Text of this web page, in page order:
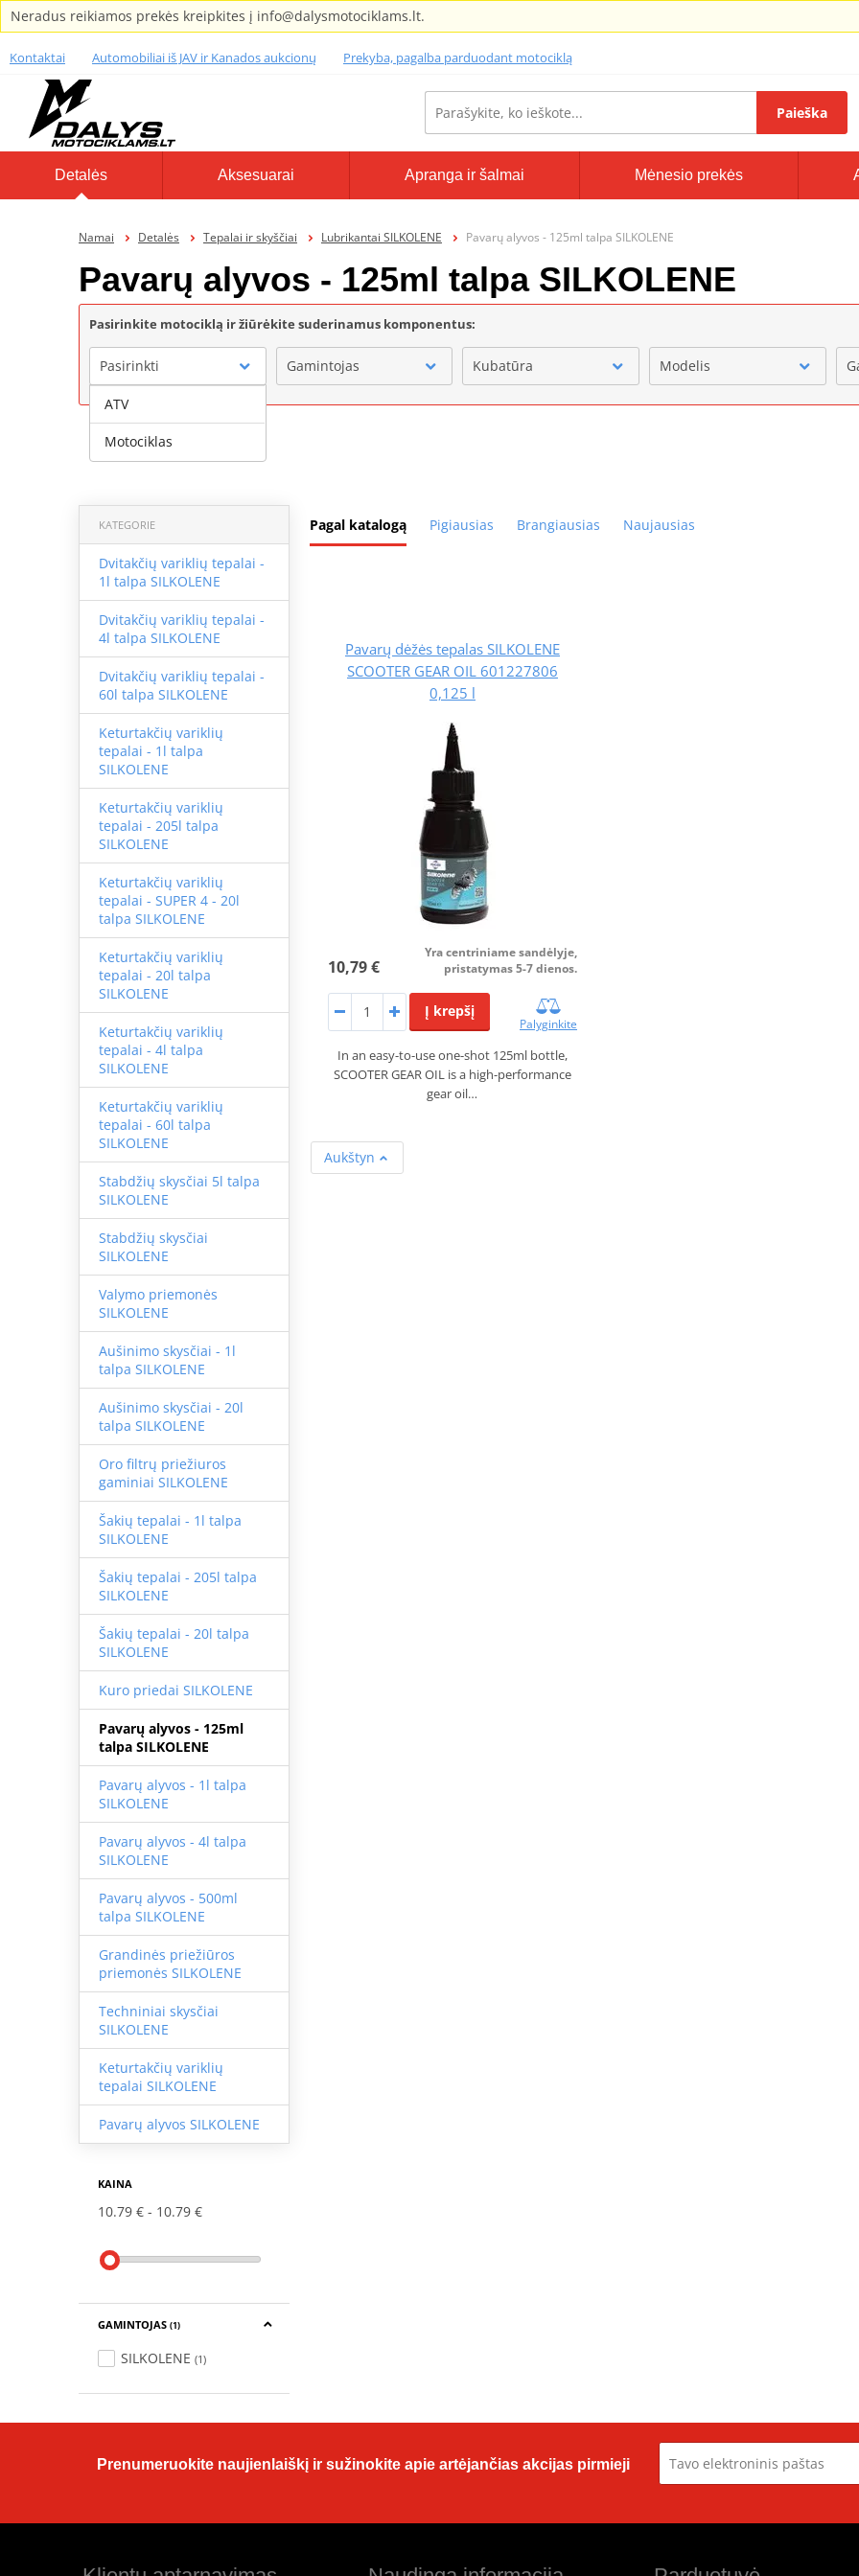
Neradus reikiamos prekės kreipkites į info@dalysmotociklams.lt.
Kontaktai Automobiliai iš JAV ir Kanados aukcionų Prekyba, pagalba parduodant motociklą
Paieška
Detalės Aksesuarai Apranga ir šalmai Mėnesio prekės
Namai Detalės Tepalai ir skyščiai Lubrikantai SILKOLENE Pavarų alyvos - 125ml talpa SILKOLENE
Pavarų alyvos - 125ml talpa SILKOLENE
Pasirinkite motociklą ir žiūrėkite suderinamus komponentus:
Pasirinkti Gamintojas Kubatūra Modelis
Pagal katalogą Pigiausias Brangiausias Naujausias
KATEGORIE
Dvitakčių variklių tepalai -
1l talpa SILKOLENE
Dvitakčių variklių tepalai -
4l talpa SILKOLENE
Dvitakčių variklių tepalai -
60l talpa SILKOLENE
Keturtakčių variklių
tepalai - 1l talpa
SILKOLENE
Keturtakčių variklių
tepalai - 205l talpa
SILKOLENE
Keturtakčių variklių
tepalai - SUPER 4 - 20l
talpa SILKOLENE
Keturtakčių variklių
tepalai - 20l talpa
SILKOLENE
Keturtakčių variklių
tepalai - 4l talpa
SILKOLENE
Keturtakčių variklių
tepalai - 60l talpa
SILKOLENE
Stabdžių skysčiai 5l talpa
SILKOLENE
Stabdžių skysčiai
SILKOLENE
Valymo priemonės
SILKOLENE
Aušinimo skysčiai - 1l
talpa SILKOLENE
Aušinimo skysčiai - 20l
talpa SILKOLENE
Oro filtrų priežiuros
gaminiai SILKOLENE
Šakių tepalai - 1l talpa
SILKOLENE
Šakių tepalai - 205l talpa
SILKOLENE
Šakių tepalai - 20l talpa
SILKOLENE
Kuro priedai SILKOLENE
Pavarų alyvos - 125ml
talpa SILKOLENE
Pavarų alyvos - 1l talpa
SILKOLENE
Pavarų alyvos - 4l talpa
SILKOLENE
Pavarų alyvos - 500ml
talpa SILKOLENE
Grandinės priežiūros
priemonės SILKOLENE
Techniniai skysčiai
SILKOLENE
Keturtakčių variklių
tepalai SILKOLENE
Pavarų alyvos SILKOLENE
KAINA
10.79 € 10.79 €
GAMINTOJAS (1)
SILKOLENE (1)
Pavarų dėžės tepalas SILKOLENE
SCOOTER GEAR OIL 601227806
0,125 l
10,79 €
Yra centriniame sandėlyje,
pristatymas 5-7 dienos.
Į krepšį
Palyginkite
In an easy-to-use one-shot 125ml bottle,
SCOOTER GEAR OIL is a high-performance
gear oil…
Aukštyn
Prenumeruokite naujienlaiškį ir sužinokite apie artėjančias akcijas pirmieji
ATV
Motociklas